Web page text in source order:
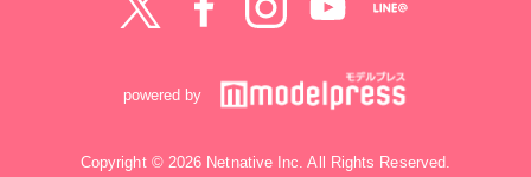
powered by
Copyright © 2026 Netnative Inc. All Rights Reserved.